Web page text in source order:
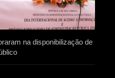
na disponibilização de